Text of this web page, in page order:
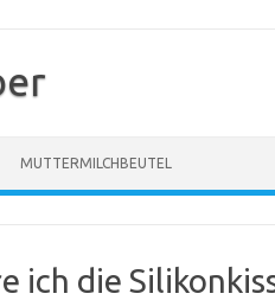
MUTTERMILCHBEUTEL
ich die